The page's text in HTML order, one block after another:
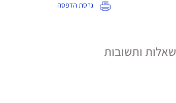
גרסת הדפסה
שאלות ותשובות